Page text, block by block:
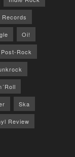
Oi!
Post-Rock
Ska
Review